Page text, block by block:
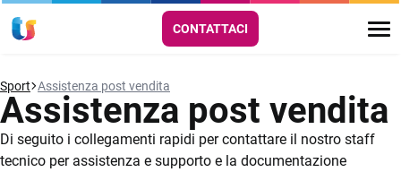
CONTATTACI
Sport Assistenza post vendita
Assistenza post vendita
Di seguito i collegamenti rapidi per contattare il nostro staff
tecnico per assistenza e supporto e la documentazione